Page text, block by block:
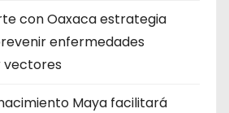
con Oaxaca estrategia
enfermedades
vectores
Maya facilitará